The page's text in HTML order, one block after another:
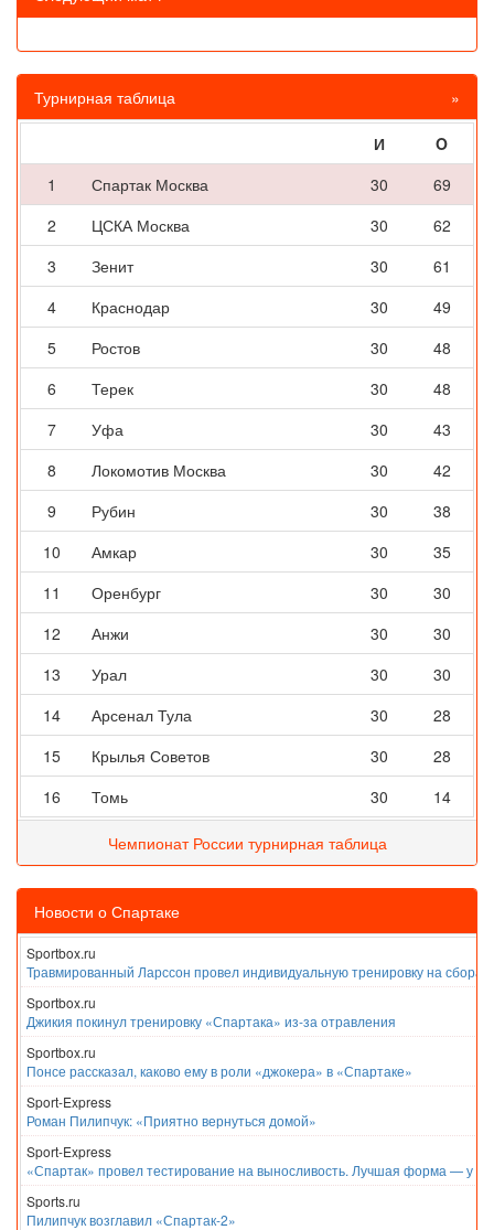
Турнирная таблица »
И
O
1
Спартак Москва 30
69
2
ЦСКА Москва 30
62
3
Зенит 30
61
4
Краснодар 30
49
5
Ростов 30
48
6
Терек 30
48
7
Уфа 30
43
8
Локомотив Москва 30
42
9
Рубин 30
38
10
Амкар 30
35
11
Оренбург 30
30
12
Анжи 30
30
13
Урал 30
30
14
Арсенал Тула 30
28
15
Крылья Советов 30
28
16
Томь 30 14
Чемпионат России турнирная таблица
Новости о Спартаке
Sportbox.ru
Травмированный Ларссон провел индивидуальную тренировку на
Sportbox.ru
Джикия покинул тренировку «Спартака» из-за отравления
Sportbox.ru
Понсе рассказал, каково ему в роли «джокера» в «Спартаке»
Sport-Express
Роман Пилипчук: «Приятно вернуться домой»
Sport-Express
«Спартак» провел тестирование на выносливость. Лучшая форма — у
Sports.ru
Пилипчук возглавил «Спартак-2»